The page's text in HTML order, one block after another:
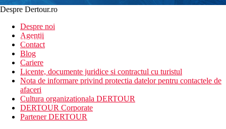
newsletter!
Despre Dertour.ro
Despre noi
Agentii
Contact
Blog
Cariere
Licente, documente juridice si contractul cu turistul
Nota de informare privind protectia datelor pentru contactele de
afaceri
Cultura organizationala DERTOUR
DERTOUR Corporate
Partener DERTOUR